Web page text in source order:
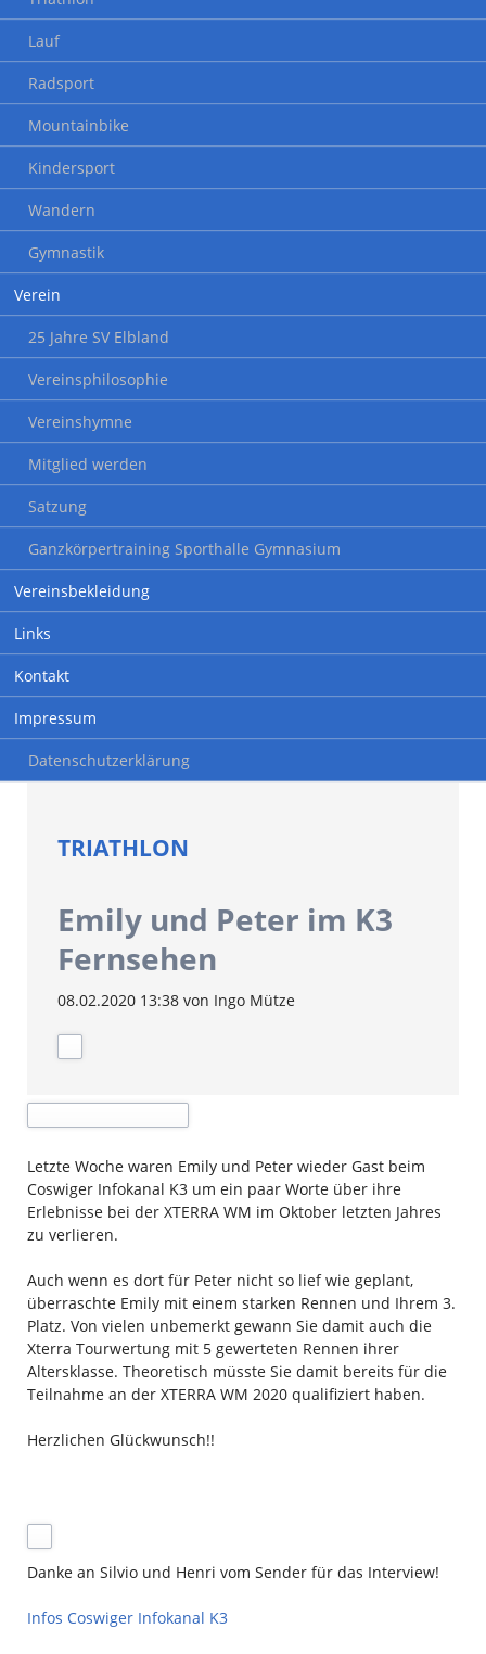
Lauf
Radsport
Mountainbike
Kindersport
Wandern
Gymnastik
Verein
25 Jahre SV Elbland
Vereinsphilosophie
Vereinshymne
Mitglied werden
Satzung
Ganzkörpertraining Sporthalle Gymnasium
Vereinsbekleidung
Links
Kontakt
Impressum
Datenschutzerklärung
TRIATHLON
Emily und Peter im K3
Fernsehen
08.02.2020 13:38von Ingo Mütze
Letzte Woche waren Emily und Peter wieder Gast beim
Coswiger Infokanal K3 um ein paar Worte über ihre
Erlebnisse bei der XTERRA WM im Oktober letzten Jahres
zu verlieren.
Auch wenn es dort für Peter nicht so lief wie geplant,
überraschte Emily mit einem starken Rennen und Ihrem 3.
Platz. Von vielen unbemerkt gewann Sie damit auch die
Xterra Tourwertung mit 5 gewerteten Rennen ihrer
Altersklasse. Theoretisch müsste Sie damit bereits für die
Teilnahme an der XTERRA WM 2020 qualifiziert haben.
Herzlichen Glückwunsch!!
Danke an Silvio und Henri vom Sender für das Interview!
Infos Coswiger Infokanal K3